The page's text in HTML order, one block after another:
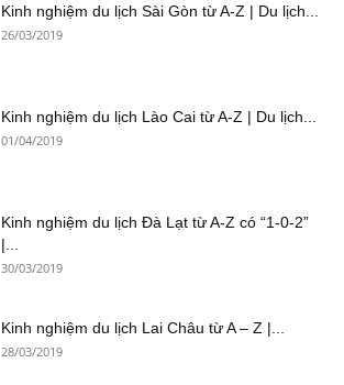
Kinh nghiệm du lịch Sài Gòn từ A-Z | Du lịch...
26/03/2019
Kinh nghiệm du lịch Lào Cai từ A-Z | Du lịch...
01/04/2019
Kinh nghiệm du lịch Đà Lạt từ A-Z có “1-0-2”
|...
30/03/2019
Kinh nghiệm du lịch Lai Châu từ A – Z |...
28/03/2019